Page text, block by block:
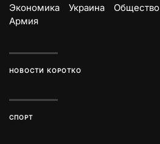
Экономика Украина Общество
Армия
НОВОСТИ КОРОТКО
СПОРТ